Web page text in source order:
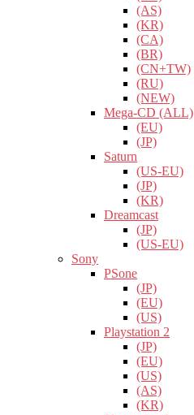
(AS)
(KR)
(CA)
(BR)
(CN+TW)
(RU)
(NEW)
Mega-CD (ALL)
(EU)
(JP)
Saturn
(US-EU)
(JP)
(KR)
Dreamcast
(JP)
(US-EU)
Sony
PSone
(JP)
(EU)
(US)
Playstation 2
(JP)
(EU)
(US)
(AS)
(KR)